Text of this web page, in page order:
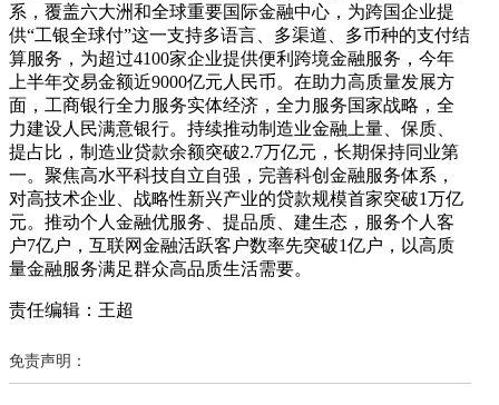
系，覆盖六大洲和全球重要国际金融中心，为跨国企业提
供“工银全球付”这一支持多语言、多渠道、多币种的支付结
算服务，为超过4100家企业提供便利跨境金融服务，今年
上半年交易金额近9000亿元人民币。在助力高质量发展方
面，工商银行全力服务实体经济，全力服务国家战略，全
力建设人民满意银行。持续推动制造业金融上量、保质、
提占比，制造业贷款余额突破2.7万亿元，长期保持同业第
一。聚焦高水平科技自立自强，完善科创金融服务体系，
对高技术企业、战略性新兴产业的贷款规模首家突破1万亿
元。推动个人金融优服务、提品质、建生态，服务个人客
户7亿户，互联网金融活跃客户数率先突破1亿户，以高质
量金融服务满足群众高品质生活需要。
责任编辑：王超
免责声明：